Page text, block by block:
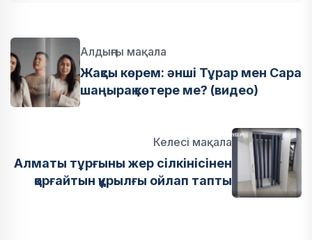
Алдыңғы мақала
Жақсы көрем: әнші Тұрар мен Сара
шаңырақ көтере ме? (видео)
Келесі мақала
Алматы тұрғыны жер сілкінісінен
қорғайтын құрылғы ойлап тапты